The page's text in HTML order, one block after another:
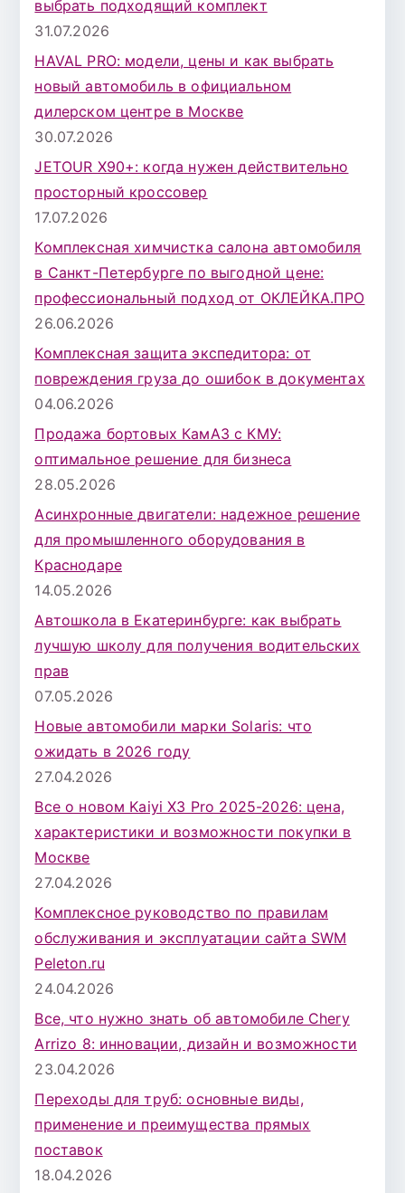
выбрать подходящий комплект
31.07.2026
HAVAL PRO: модели, цены и как выбрать
новый автомобиль в официальном
дилерском центре в Москве
30.07.2026
JETOUR X90+: когда нужен действительно
просторный кроссовер
17.07.2026
Комплексная химчистка салона автомобиля
в Санкт-Петербурге по выгодной цене:
профессиональный подход от ОКЛЕЙКА.ПРО
26.06.2026
Комплексная защита экспедитора: от
повреждения груза до ошибок в документах
04.06.2026
Продажа бортовых КамАЗ с КМУ:
оптимальное решение для бизнеса
28.05.2026
Асинхронные двигатели: надежное решение
для промышленного оборудования в
Краснодаре
14.05.2026
Автошкола в Екатеринбурге: как выбрать
лучшую школу для получения водительских
прав
07.05.2026
Новые автомобили марки Solaris: что
ожидать в 2026 году
27.04.2026
Все о новом Kaiyi X3 Pro 2025-2026: цена,
характеристики и возможности покупки в
Москве
27.04.2026
Комплексное руководство по правилам
обслуживания и эксплуатации сайта SWM
Peleton.ru
24.04.2026
Все, что нужно знать об автомобиле Chery
Arrizo 8: инновации, дизайн и возможности
23.04.2026
Переходы для труб: основные виды,
применение и преимущества прямых
поставок
18.04.2026